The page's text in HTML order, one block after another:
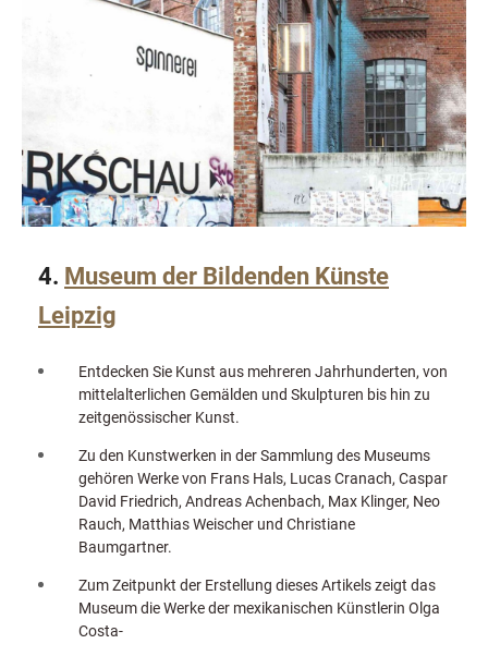
4. Museum der Bildenden Künste
Leipzig
Entdecken Sie Kunst aus mehreren Jahrhunderten, von
mittelalterlichen Gemälden und Skulpturen bis hin zu
zeitgenössischer Kunst.
Zu den Kunstwerken in der Sammlung des Museums
gehören Werke von Frans Hals, Lucas Cranach, Caspar
David Friedrich, Andreas Achenbach, Max Klinger, Neo
Rauch, Matthias Weischer und Christiane
Baumgartner.
Zum Zeitpunkt der Erstellung dieses Artikels zeigt das
Museum die Werke der mexikanischen Künstlerin Olga
Costa-